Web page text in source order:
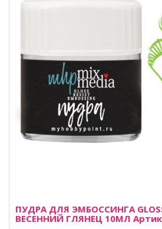
ПУДРА ДЛЯ ЭМБОССИНГА GLOSS
ВЕСЕННИЙ ГЛЯНЕЦ 10МЛ